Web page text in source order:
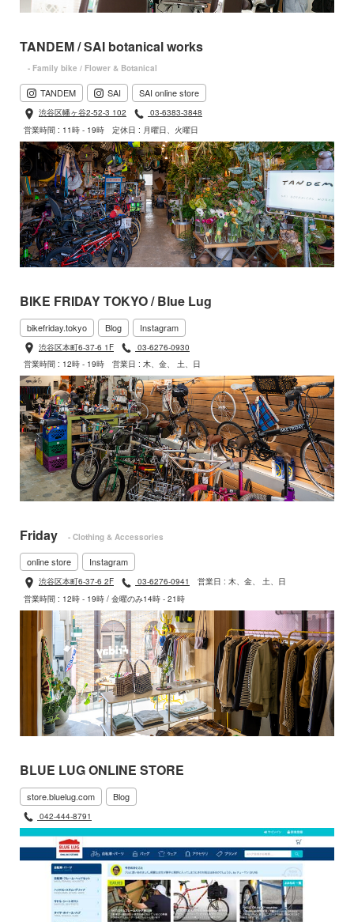
TANDEM / SAI botanical works
- Family bike / Flower & Botanical
TANDEM SAI SAI online store
渋谷区幡ヶ谷2-52-3 102
03-6383-3848
営業時間 : 11時 - 19時
定休日 : 月曜日、火曜日
BIKE FRIDAY TOKYO / Blue Lug
bikefriday.tokyo Blog Instagram
渋谷区本町6-37-6 1F
03-6276-0930
営業時間 : 12時 - 19時
営業日 : 木、金、 土、日
Friday - Clothing & Accessories
online store Instagram
渋谷区本町6-37-6 2F 03-6276-0941
営業日 : 木、金、 土、日
営業時間 : 12時 - 19時 / 金曜のみ14時 - 21時
BLUE LUG ONLINE STORE
store.bluelug.com Blog
042-444-8791